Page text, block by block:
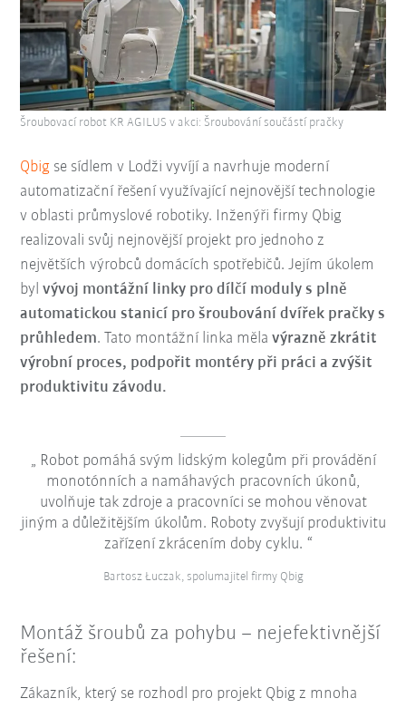
Qbig se sídlem v Lodži vyvíjí a navrhuje moderní
automatizační řešení využívající nejnovější technologie
v oblasti průmyslové robotiky. Inženýři firmy Qbig
realizovali svůj nejnovější projekt pro jednoho z
největších výrobců domácích spotřebičů. Jejím úkolem
bylvývoj montážní linky pro dílčí moduly s plně
automatickou stanicí pro šroubování dvířek pračky s
průhledem. Tato montážní linka měla výrazně zkrátit
výrobní proces, podpořit montéry při práci a zvýšit
produktivitu závodu.
Šroubovací robot KR AGILUS v akci: Šroubování součástí pračky
Robot pomáhá svým lidským kolegům při provádění
monotónních a namáhavých pracovních úkonů,
uvolňuje tak zdroje a pracovníci se mohou věnovat
jiným a důležitějším úkolům. Roboty zvyšují produktivitu
zařízení zkrácením doby cyklu.
Bartosz Łuczak, spolumajitel firmy Qbig
Montáž šroubů za pohybu – nejefektivnější
řešení:
Zákazník, který se rozhodl pro projekt Qbig z mnoha